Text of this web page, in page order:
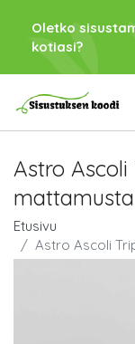
Oletko
kotiasi?
Astro
mattamusta
Etusivu
Astro Ascoli